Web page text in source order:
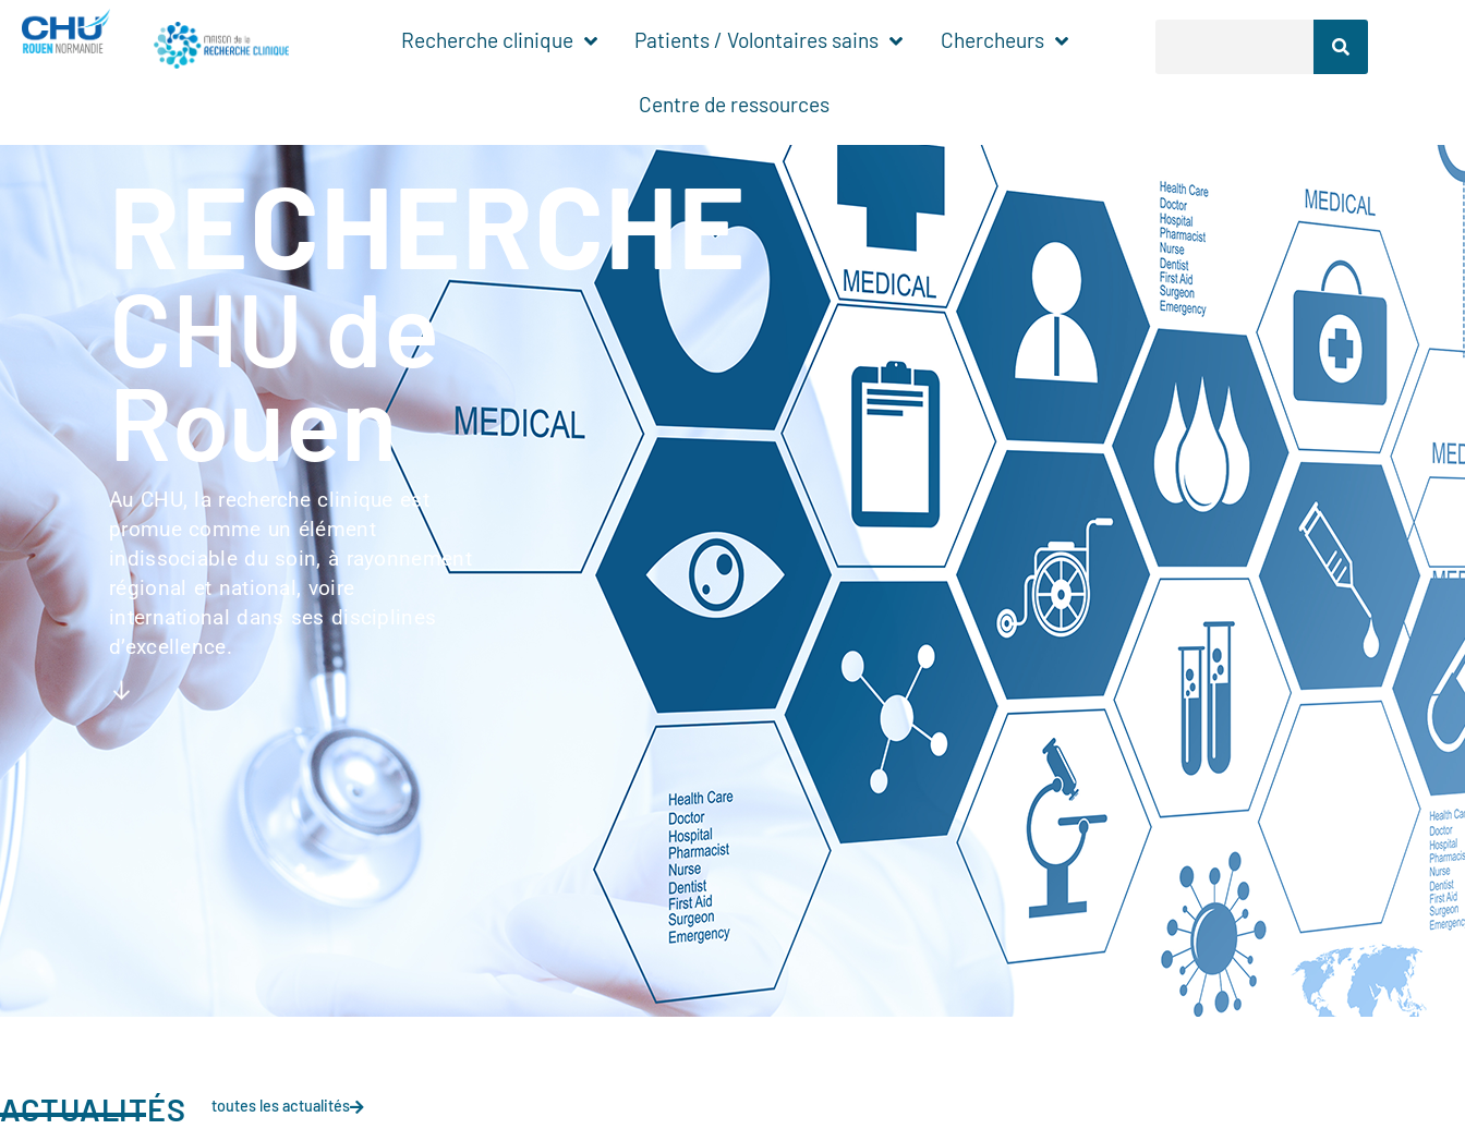
Recherche clinique Patients / Volontaires sains Chercheurs
Centre de ressources
RECHERCHE
CHU de
Rouen
Au CHU, la recherche clinique est
promue comme un élément
indissociable du soin, à rayonnement
régional et national, voire
international dans ses disciplines
d’excellence.
↓
ACTUALITÉS toutes les actualités